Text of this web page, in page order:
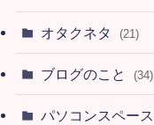
オタクネタ (21)
ブログのこと (34)
パソコンスペース